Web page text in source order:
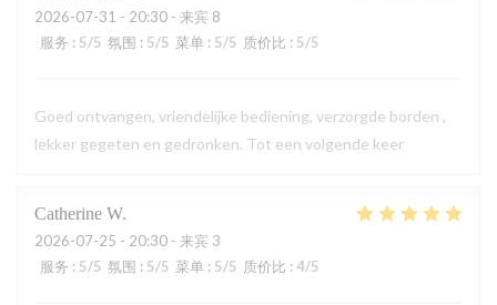
2026-07-31 - 20:30 - 来宾 8
服务 : 5/5 氛围 : 5/5 菜单 : 5/5 质价比 : 5/5
Goed ontvangen, vriendelijke bediening, verzorgde borden ,
lekker gegeten en gedronken. Tot een volgende keer
Catherine W
2026-07-25 - 20:30 - 来宾 3
服务 : 5/5 氛围 : 5/5 菜单 : 5/5 质价比 : 4/5